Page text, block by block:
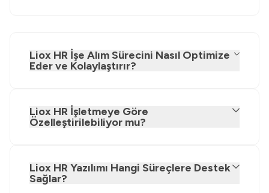
Liox HR İşe Alım Sürecini Nasıl Optimize
Eder ve Kolaylaştırır?
Liox HR İşletmeye Göre
Özelleştirilebiliyor mu?
Liox HR Yazılımı Hangi Süreçlere Destek
Sağlar?